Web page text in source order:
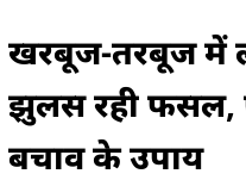
खरबूज-तरबूज में
झुलस रही फसल,
बचाव के उपाय